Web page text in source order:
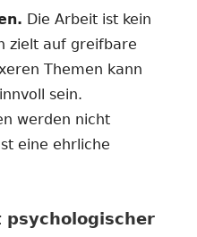
Die Arbeit ist kein
zielt auf greifbare
Themen kann
sein.
werden nicht
eine ehrliche
psychologischer